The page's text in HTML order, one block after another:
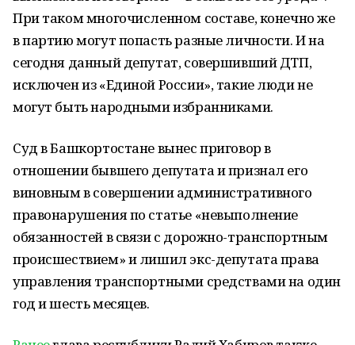
При таком многочисленном составе, конечно же
в партию могут попасть разные личности. И на
сегодня данный депутат, совершивший ДТП,
исключен из «Единой России», такие люди не
могут быть народными избранниками.
Суд в Башкортостане вынес приговор в
отношении бывшего депутата и признал его
виновным в совершении административного
правонарушения по статье «невыполнение
обязанностей в связи с дорожно-транспортным
происшествием» и лишил экс-депутата права
управления транспортными средствами на один
год и шесть месяцев.